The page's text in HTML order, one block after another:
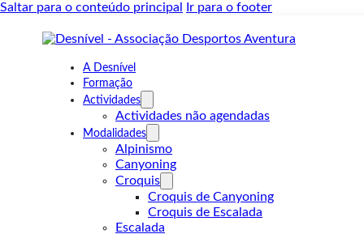
Saltar para o conteúdo principal Ir para o footer
A Desnível
Formação
Actividades
Actividades não agendadas
Modalidades
Alpinismo
Canyoning
Croquis
Croquis de Canyoning
Croquis de Escalada
Escalada